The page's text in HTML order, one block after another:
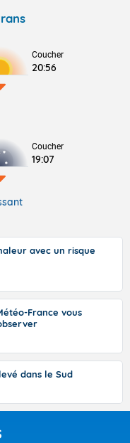
Coucher
20:56
Coucher
19:07
avec un risque
France vous
dans le Sud